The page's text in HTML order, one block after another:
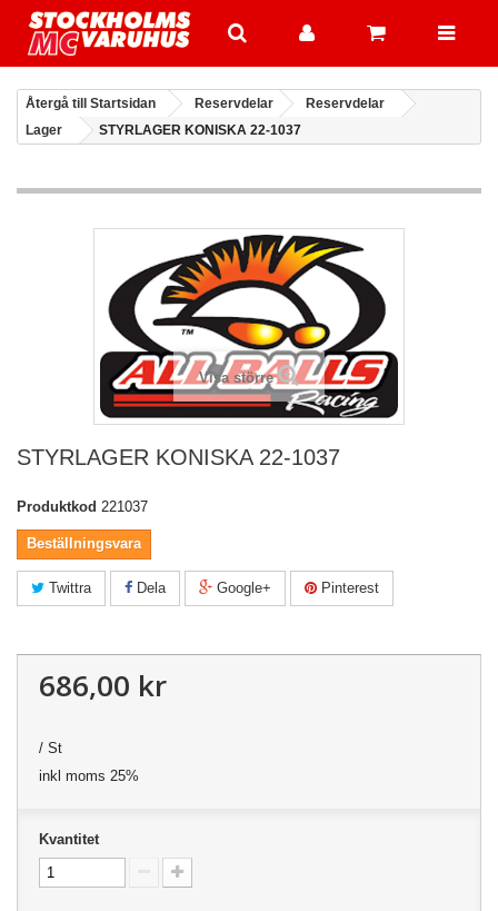
Återgå till Startsidan Reservdelar
Reservdelar
Lager
STYRLAGER KONISKA 22-1037
Visa större
STYRLAGER KONISKA 22-1037
Produktkod 221037
Beställningsvara
Twittra Dela Google+ Pinterest
686,00 kr
/ St
inkl moms 25%
Kvantitet